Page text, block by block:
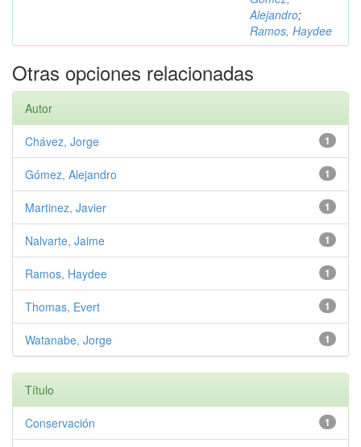
Alejandro;
Ramos, Haydee
Otras opciones relacionadas
Autor
1
Chávez, Jorge
1
Gómez, Alejandro
1
Martinez, Javier
1
Nalvarte, Jaime
1
Ramos, Haydee
1
Thomas, Evert
1
Watanabe, Jorge
Título
1
Conservación